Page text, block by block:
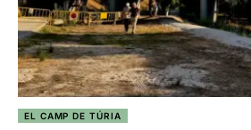
EL CAMP DE TÚRIA